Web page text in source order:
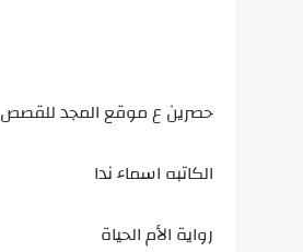
حصرين ع موقع المجد للقصص
الكاتبه اسماء ندا
رواية الأم الحياة